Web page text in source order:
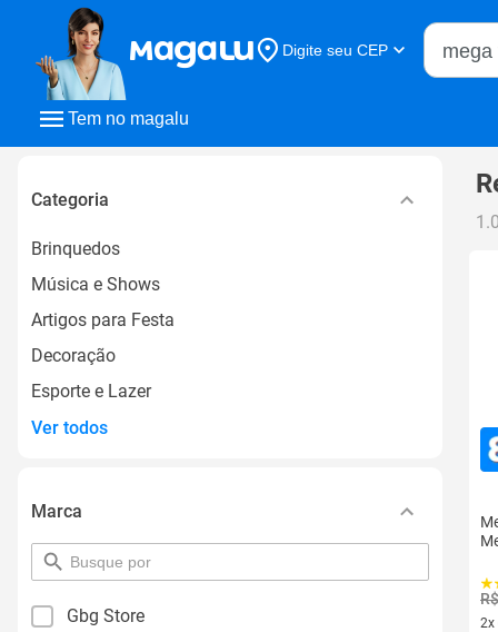
Tem no magalu
Digite seu CEP
Buscar
Categoria
Brinquedos
Música e Shows
Artigos para Festa
Decoração
Esporte e Lazer
Ver todos
Marca
pesquisar
por
Gbg Store
2x